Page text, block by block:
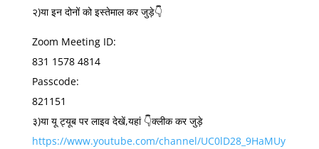
२)या इन दोनों को इस्तेमाल कर जुड़े👇
Zoom Meeting ID:
831 1578 4814
Passcode:
821151
३)या यू ट्यूब पर लाइव देखें,यहां 👇क्लीक कर जुड़े
https://www.youtube.com/channel/UC0lD28_9HaMUy